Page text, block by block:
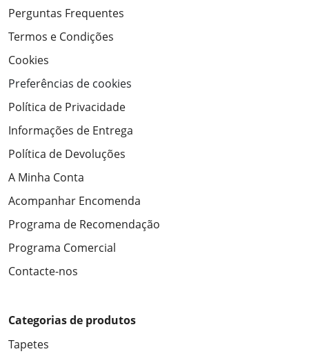
Perguntas Frequentes
Termos e Condições
Cookies
Preferências de cookies
Política de Privacidade
Informações de Entrega
Política de Devoluções
A Minha Conta
Acompanhar Encomenda
Programa de Recomendação
Programa Comercial
Contacte-nos
Categorias de produtos
Tapetes